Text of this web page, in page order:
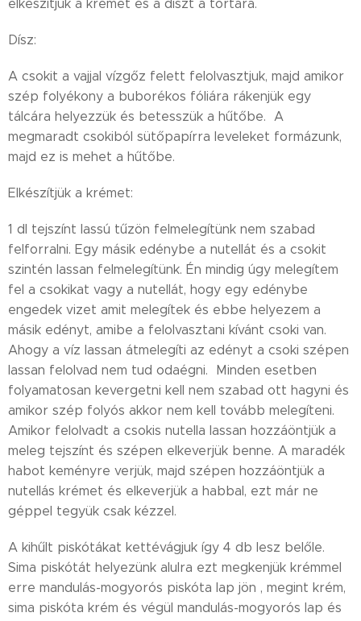
elkészítjük a krémet és a díszt a tortára.
Dísz:
A csokit a vajjal vízgőz felett felolvasztjuk, majd amikor
szép folyékony a buborékos fóliára rákenjük egy
tálcára helyezzük és betesszük a hűtőbe. A
megmaradt csokiból sütőpapírra leveleket formázunk,
majd ez is mehet a hűtőbe.
Elkészítjük a krémet:
1 dl tejszínt lassú tűzön felmelegítünk nem szabad
felforralni. Egy másik edénybe a nutellát és a csokit
szintén lassan felmelegítünk. Én mindig úgy melegítem
fel a csokikat vagy a nutellát, hogy egy edénybe
engedek vizet amit melegítek és ebbe helyezem a
másik edényt, amibe a felolvasztani kívánt csoki van.
Ahogy a víz lassan átmelegíti az edényt a csoki szépen
lassan felolvad nem tud odaégni. Minden esetben
folyamatosan kevergetni kell nem szabad ott hagyni és
amikor szép folyós akkor nem kell tovább melegíteni.
Amikor felolvadt a csokis nutella lassan hozzáöntjük a
meleg tejszínt és szépen elkeverjük benne. A maradék
habot keményre verjük, majd szépen hozzáöntjük a
nutellás krémet és elkeverjük a habbal, ezt már ne
géppel tegyük csak kézzel.
A kihűlt piskótákat kettévágjuk így 4 db lesz belőle.
Sima piskótát helyezünk alulra ezt megkenjük krémmel
erre mandulás-mogyorós piskóta lap jön , megint krém,
sima piskóta krém és végül mandulás-mogyorós lap és